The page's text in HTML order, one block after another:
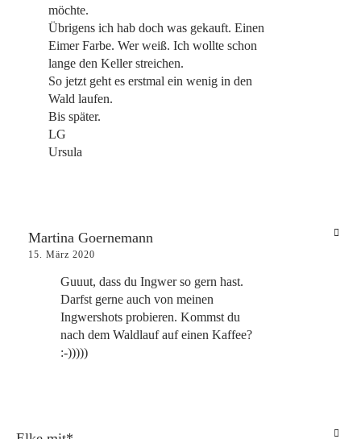
möchte.
Übrigens ich hab doch was gekauft. Einen
Eimer Farbe. Wer weiß. Ich wollte schon
lange den Keller streichen.
So jetzt geht es erstmal ein wenig in den
Wald laufen.
Bis später.
LG
Ursula
Martina Goernemann
15. März 2020
Guuut, dass du Ingwer so gern hast.
Darfst gerne auch von meinen
Ingwershots probieren. Kommst du
nach dem Waldlauf auf einen Kaffee?
:-)))))